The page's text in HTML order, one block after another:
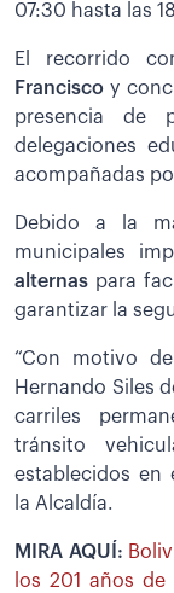
07:30 hasta las
El recorrido
Francisco y
presencia de
delegaciones
acompañadas
Debido a la
municipales
alternas para
garantizar la
“Con motivo
Hernando Siles
carriles
tránsito
establecidos en
la Alcaldía.
MIRA AQUÍ:
los 201 años